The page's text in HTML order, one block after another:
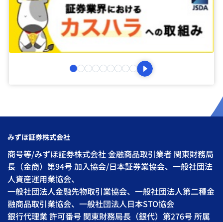
みずほ証券株式会社
商号等/みずほ証券株式会社 金融商品取引業者 関東財務局
長（金商）第94号 加入協会/日本証券業協会、一般社団法
人資産運用業協会、
一般社団法人金融先物取引業協会、一般社団法人第二種金
融商品取引業協会、一般社団法人日本STO協会
銀行代理業 許可番号 関東財務局長（銀代）第276号 所属